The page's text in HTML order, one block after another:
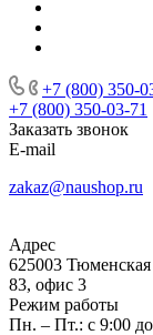
+7 (800) 350-
+7 (800) 350-03-71
Заказать звонок
E-mail
zakaz@naushop.ru
Адрес
625003
83, офис 3
Режим работы
Пн. – Пт.: с 9:00